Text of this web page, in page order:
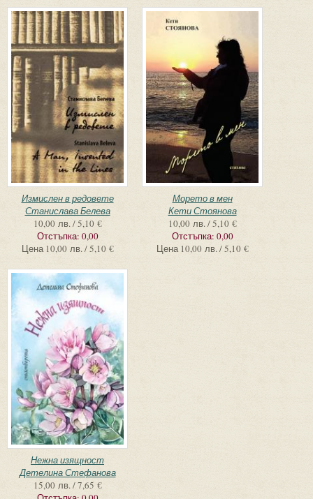
Измислен в редовете
Станислава Белева
10,00 лв. / 5,10 €
Отстъпка: 0,00
Цена 10,00 лв. / 5,10 €
Морето в мен
Кети Стоянова
10,00 лв. / 5,10 €
Отстъпка: 0,00
Цена 10,00 лв. / 5,10 €
Нежна изящност
Детелина Стефанова
15,00 лв. / 7,65 €